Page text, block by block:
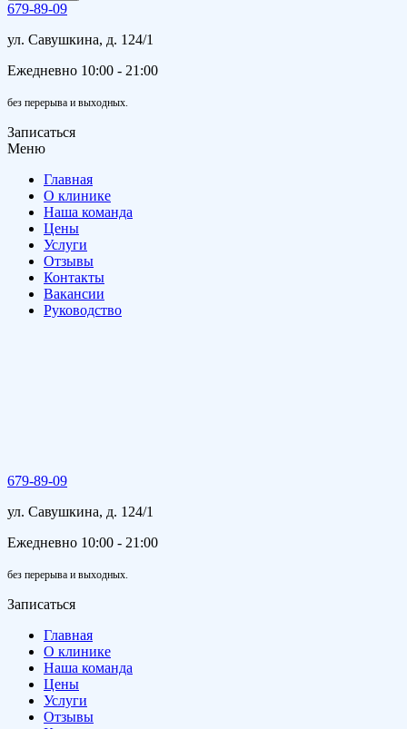
679-89-09
ул. Савушкина, д. 124/1
Ежедневно 10:00 - 21:00
без перерыва и выходных.
Записаться
Меню
Главная
О клинике
Наша команда
Цены
Услуги
Отзывы
Контакты
Вакансии
Руководство
679-89-09
ул. Савушкина, д. 124/1
Ежедневно 10:00 - 21:00
без перерыва и выходных.
Записаться
Главная
О клинике
Наша команда
Цены
Услуги
Отзывы